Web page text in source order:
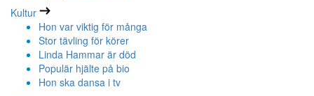
Kultur
Hon var viktig för många
Stor tävling för körer
Linda Hammar är död
Populär hjälte på bio
Hon ska dansa i tv